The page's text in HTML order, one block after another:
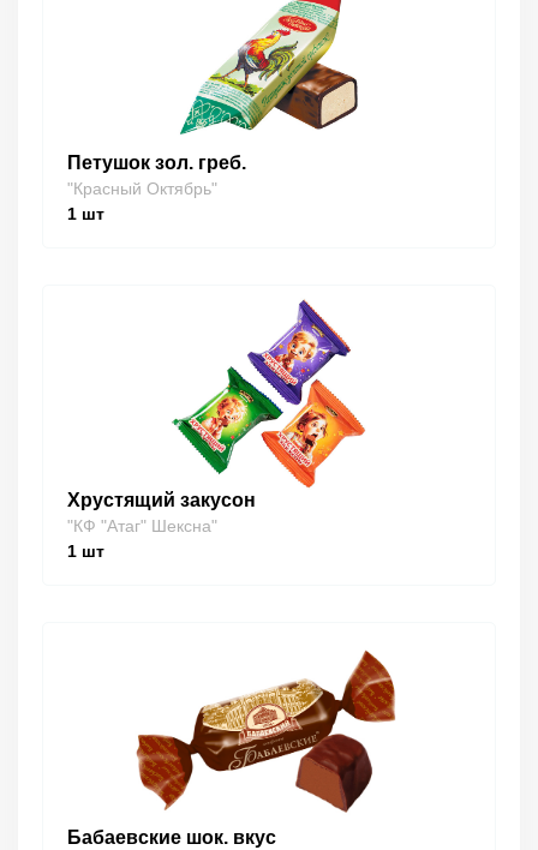
Петушок зол. греб.
"Красный Октябрь"
1 шт
Хрустящий закусон
"КФ "Атаг" Шексна"
1 шт
Бабаевские шок. вкус